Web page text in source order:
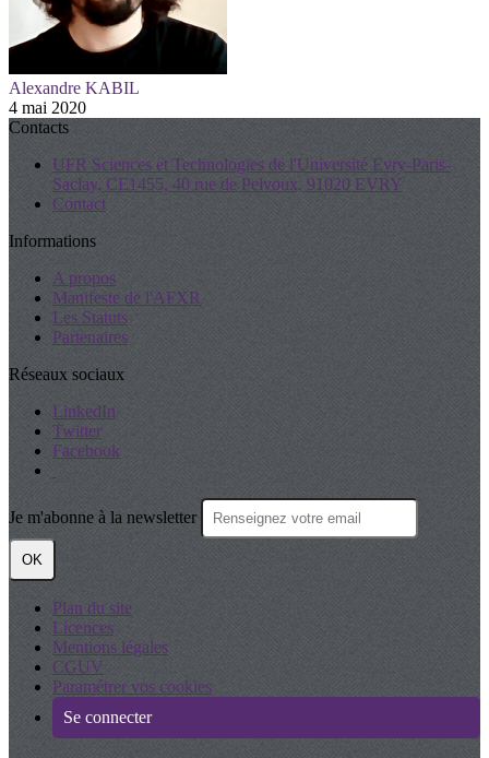
Alexandre KABIL
4 mai 2020
Contacts
UFR Sciences et Technologies de l'Université Evry-Paris-
Saclay, CE1455, 40 rue de Pelvoux, 91020 EVRY
Contact
Informations
A propos
Manifeste de l'AFXR
Les Statuts
Partenaires
Réseaux sociaux
LinkedIn
Twitter
Facebook
Je m'abonne à la newsletter
OK
Plan du site
Licences
Mentions légales
CGUV
Paramétrer vos cookies
Se connecter